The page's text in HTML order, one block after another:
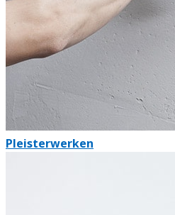
Pleisterwerken